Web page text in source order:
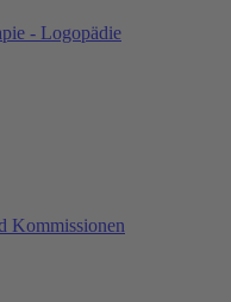
- Logopädie
Kommissionen